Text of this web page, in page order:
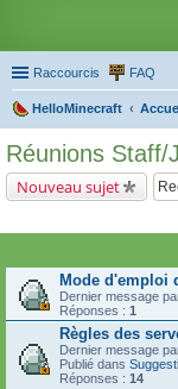
Raccourcis FAQ
HelloMinecraft
Réunions Staff/
Nouveau sujet
Mode d'emploi
Dernier message
Réponses : 1
Règles des
Dernier message
Publié dans
Réponses : 14